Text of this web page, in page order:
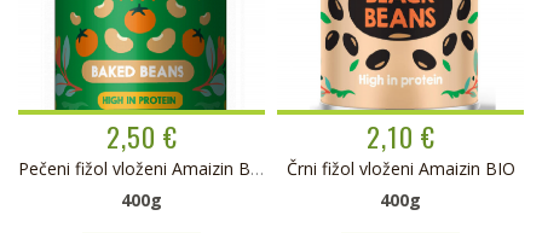
2,50 €
Pečeni fižol vloženi Amaizin BIO
400g
2,10 €
Črni fižol vloženi Amaizin BIO
400g